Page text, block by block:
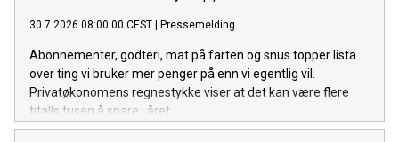
30.7.2026 08:00:00 CEST | Pressemelding
Abonnementer, godteri, mat på farten og snus topper lista
over ting vi bruker mer penger på enn vi egentlig vil.
Privatøkonomens regnestykke viser at det kan være flere
titalls tusen å spare i året.